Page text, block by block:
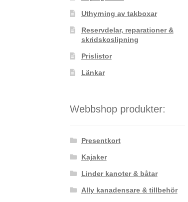
Uthyrning av takboxar
Reservdelar, reparationer &
skridskoslipning
Prislistor
Länkar
Webbshop produkter:
Presentkort
Kajaker
Linder kanoter & båtar
Ally kanadensare & tillbehör